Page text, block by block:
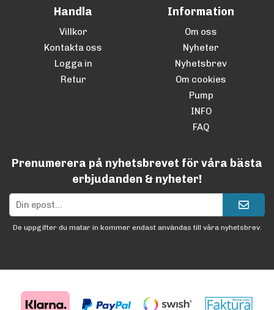
Handla
Villkor
Kontakta oss
Logga in
Retur
Information
Om oss
Nyheter
Nyhetsbrev
Om cookies
Pump
INFO
FAQ
Prenumerera på nyhetsbrevet för våra bästa
erbjudanden & nyheter!
De uppgifter du matar in kommer endast användas till våra nyhetsbrev.